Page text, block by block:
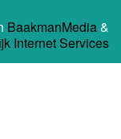
BaakmanMedia&
Internet Services